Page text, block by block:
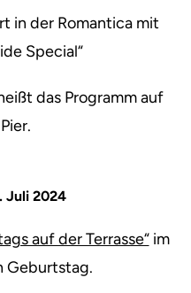
in der Romantica mit
Special“
das Programm auf
Juli 2024
auf der Terrasse“im
Geburtstag.